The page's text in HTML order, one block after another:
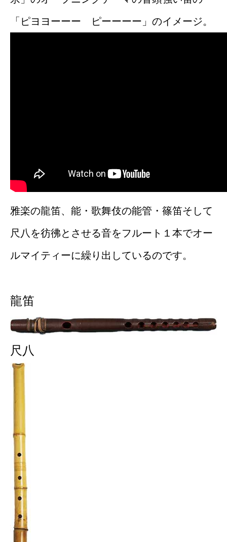
「ピヨヨーーー ピーーーー」のイメージ。
雅楽の龍笛、能・歌舞伎の能管・篠笛そして
尺八を彷彿とさせる音をフルート１本でオー
ルマイティーに繰り出しているのです。
龍笛
尺八